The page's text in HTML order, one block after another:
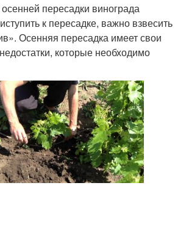
пересадки винограда
к пересадке, важно взвесить
Осенняя пересадка имеет свои
которые необходимо